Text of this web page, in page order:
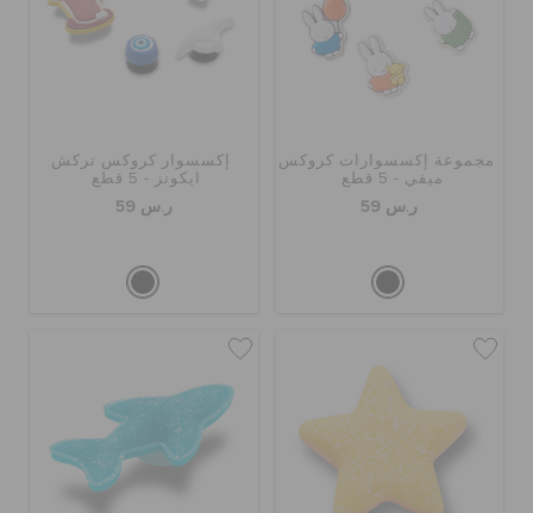
مجموعة إكسسوارات كروكس
ميفي - 5 قطع
ر.س 59
إكسسوار كروكس تركش
ايكونز - 5 قطع
ر.س 59